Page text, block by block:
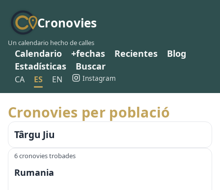
Cronovies
Un calendario hecho de calles
Calendario +fechas Recientes
Blog
Estadísticas
Buscar
CA ES EN Instagram
Cronovies per població
Târgu Jiu
6 cronovies trobades
Rumania